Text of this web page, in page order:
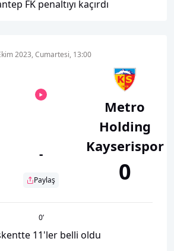
FK penaltıyı kaçırdı
2023, Cumartesi, 13:00
-
Paylaş
Metro
Holding
Kayserispor
0
0’
11'ler belli oldu